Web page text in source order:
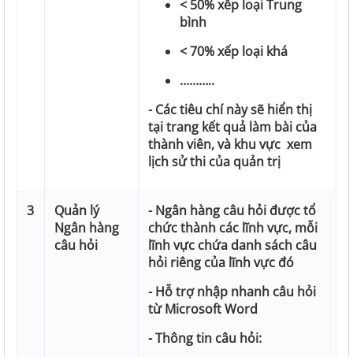
< 50% xếp loại Trung
bình
< 70% xếp loại khá
………..
- Các tiêu chí này sẽ hiển thị
tại trang kết quả làm bài của
thành viên, và khu vực xem
lịch sử thi của quản trị
3
Quản lý
Ngân hàng
câu hỏi
- Ngân hàng câu hỏi được tổ
chức thành các lĩnh vực, mỗi
lĩnh vực chứa danh sách câu
hỏi riêng của lĩnh vực đó
- Hỗ trợ nhập nhanh câu hỏi
từ Microsoft Word
- Thông tin câu hỏi: